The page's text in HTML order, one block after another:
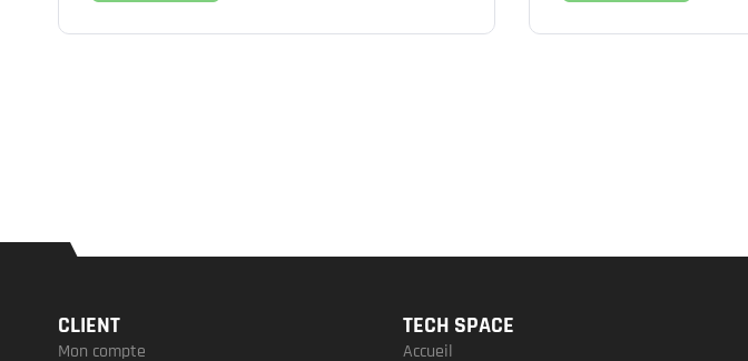
CLIENT
Mon compte
TECH SPACE
Accueil